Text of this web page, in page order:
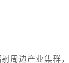
周边产业集群，